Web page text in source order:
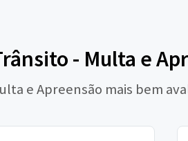
- Multa e
e Apreensão mais bem